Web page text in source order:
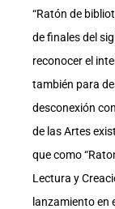
“Ratón de
de finales del
reconocer el
también para
desconexión
de las Artes
que como
Lectura y
lanzamiento en